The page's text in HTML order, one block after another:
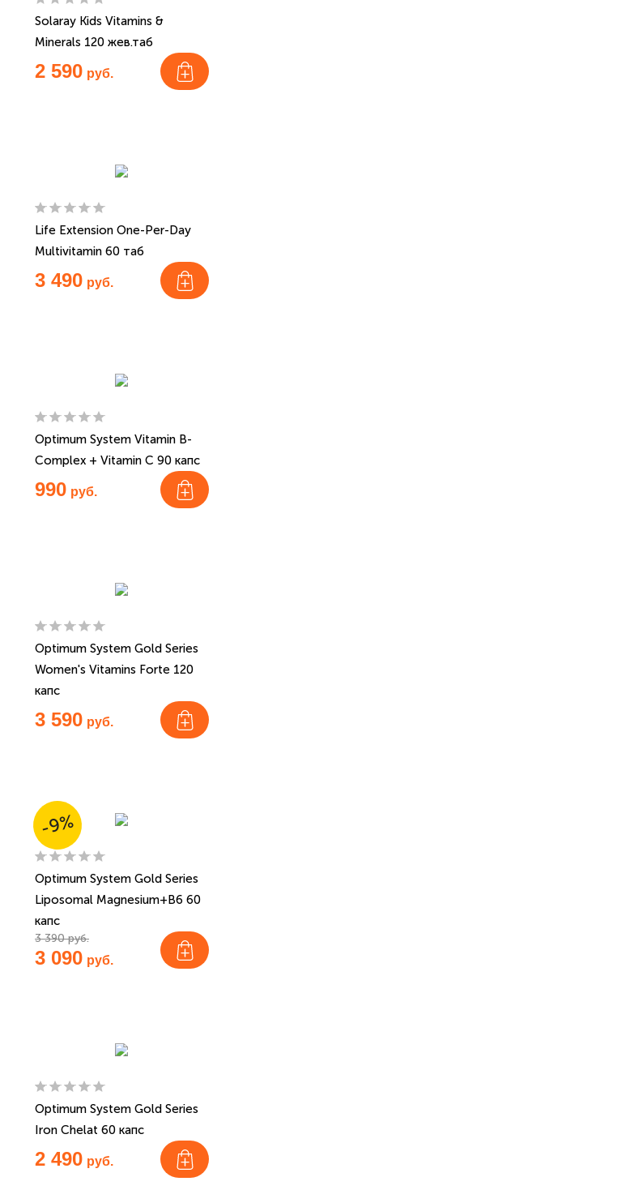
Solaray Kids Vitamins &
Minerals 120 жев.таб
2 590 руб.
Life Extension One-Per-Day
Multivitamin 60 таб
3 490 руб.
Optimum System Vitamin B-
Complex + Vitamin C 90 капс
990 руб.
Optimum System Gold Series
Women's Vitamins Forte 120
капс
3 590 руб.
Optimum System Gold Series
Liposomal Magnesium+B6 60
капс
3 390 руб.
3 090 руб.
-9%
Optimum System Gold Series
Iron Chelat 60 капс
2 490 руб.